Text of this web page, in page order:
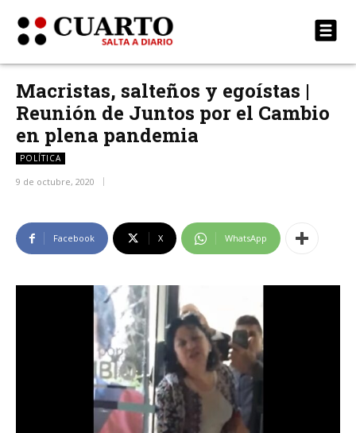
Macristas, salteños y egoístas |
Reunión de Juntos por el Cambio
en plena pandemia
POLÍTICA
9 de octubre, 2020
Facebook X WhatsApp